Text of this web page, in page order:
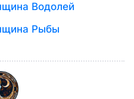
Водолей
Рыбы